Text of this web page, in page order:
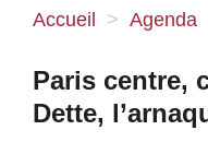
Nos idées
Accueil > Agenda
Paris centre,
Dette,